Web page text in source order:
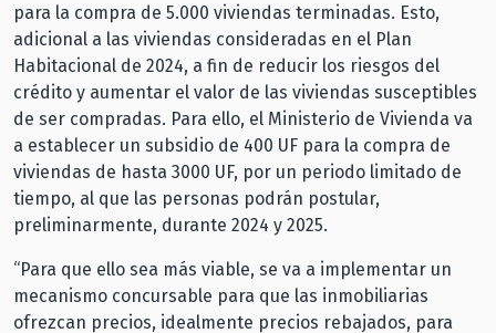
para la compra de 5.000 viviendas terminadas. Esto,
adicional a las viviendas consideradas en el Plan
Habitacional de 2024, a fin de reducir los riesgos del
crédito y aumentar el valor de las viviendas susceptibles
de ser compradas. Para ello, el Ministerio de Vivienda va
a establecer un subsidio de 400 UF para la compra de
viviendas de hasta 3000 UF, por un periodo limitado de
tiempo, al que las personas podrán postular,
preliminarmente, durante 2024 y 2025.
“Para que ello sea más viable, se va a implementar un
mecanismo concursable para que las inmobiliarias
ofrezcan precios, idealmente precios rebajados, para